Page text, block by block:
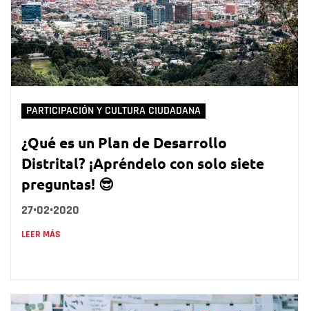
PARTICIPACIÓN Y CULTURA CIUDADANA
¿Qué es un Plan de Desarrollo
Distrital? ¡Apréndelo con solo siete
preguntas! 😎
27•02•2020
LEER MÁS